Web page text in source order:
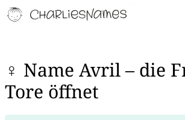
♀ Name Avril – die
Tore öffnet